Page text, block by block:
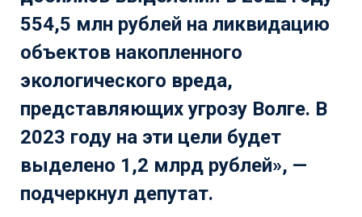
554,5 млн рублей на ликвидацию
объектов накопленного
экологического вреда,
представляющих угрозу Волге. В
2023 году на эти цели будет
выделено 1,2 млрд рублей», —
подчеркнул депутат.